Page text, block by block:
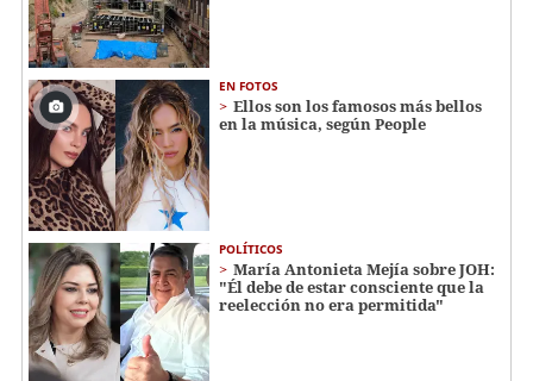
EN FOTOS
Ellos son los famosos más bellos
en la música, según People
POLÍTICOS
María Antonieta Mejía sobre JOH:
"Él debe de estar consciente que la
reelección no era permitida"